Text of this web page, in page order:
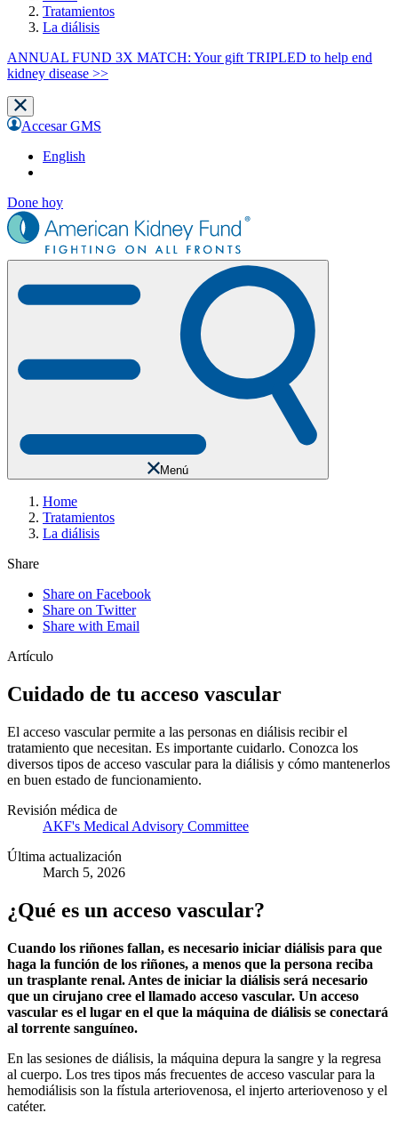
Tratamientos
La diálisis
ANNUAL FUND 3X MATCH: Your gift TRIPLED to help end
kidney disease >>
Accesar GMS
English
Done hoy
Menú
Home
Tratamientos
La diálisis
Share
Share on Facebook
Share on Twitter
Share with Email
Artículo
Cuidado de tu acceso vascular
El acceso vascular permite a las personas en diálisis recibir el
tratamiento que necesitan. Es importante cuidarlo. Conozca los
diversos tipos de acceso vascular para la diálisis y cómo mantenerlos
en buen estado de funcionamiento.
Revisión médica de
AKF's Medical Advisory Committee
Última actualización
March 5, 2026
¿Qué es un acceso vascular?
Cuando los riñones fallan, es necesario iniciar diálisis para que
haga la función de los riñones, a menos que la persona reciba
un trasplante renal. Antes de iniciar la diálisis será necesario
que un cirujano cree el llamado acceso vascular. Un acceso
vascular es el lugar en el que la máquina de diálisis se conectará
al torrente sanguíneo.
En las sesiones de diálisis, la máquina depura la sangre y la regresa
al cuerpo. Los tres tipos más frecuentes de acceso vascular para la
hemodiálisis son la fístula arteriovenosa, el injerto arteriovenoso y el
catéter.